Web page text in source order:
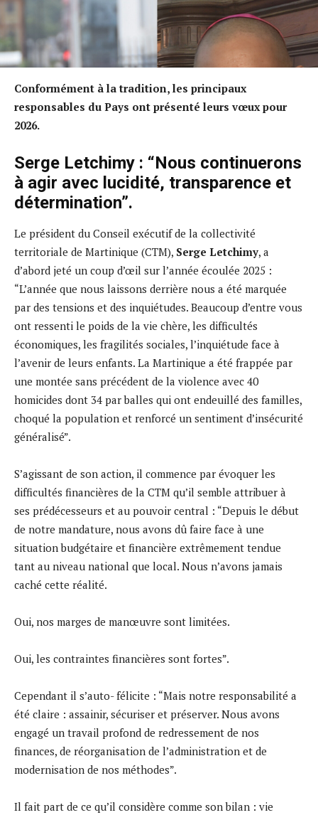
Conformément à la tradition, les principaux
responsables du Pays ont présenté leurs vœux pour
2026.
Serge Letchimy : “Nous continuerons
à agir avec lucidité, transparence et
détermination”.
Le président du Conseil exécutif de la collectivité
territoriale de Martinique (CTM), Serge Letchimy, a
d’abord jeté un coup d’œil sur l’année écoulée 2025 :
“L’année que nous laissons derrière nous a été marquée
par des tensions et des inquiétudes. Beaucoup d’entre vous
ont ressenti le poids de la vie chère, les difficultés
économiques, les fragilités sociales, l’inquiétude face à
l’avenir de leurs enfants. La Martinique a été frappée par
une montée sans précédent de la violence avec 40
homicides dont 34 par balles qui ont endeuillé des familles,
choqué la population et renforcé un sentiment d’insécurité
généralisé”.
S’agissant de son action, il commence par évoquer les
difficultés financières de la CTM qu’il semble attribuer à
ses prédécesseurs et au pouvoir central : “Depuis le début
de notre mandature, nous avons dû faire face à une
situation budgétaire et financière extrêmement tendue
tant au niveau national que local. Nous n’avons jamais
caché cette réalité.
Oui, nos marges de manœuvre sont limitées.
Oui, les contraintes financières sont fortes”.
Cependant il s’auto- félicite : “Mais notre responsabilité a
été claire : assainir, sécuriser et préserver. Nous avons
engagé un travail profond de redressement de nos
finances, de réorganisation de l’administration et de
modernisation de nos méthodes”.
Il fait part de ce qu’il considère comme son bilan : vie